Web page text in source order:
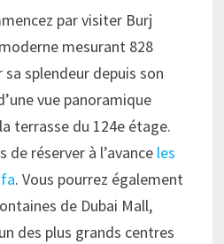
par visiter Burj
mesurant 828
splendeur depuis son
vue panoramique
terrasse du 124e étage.
de réserver à l’avance les
. Vous pourrez également
de Dubai Mall,
des plus grands centres